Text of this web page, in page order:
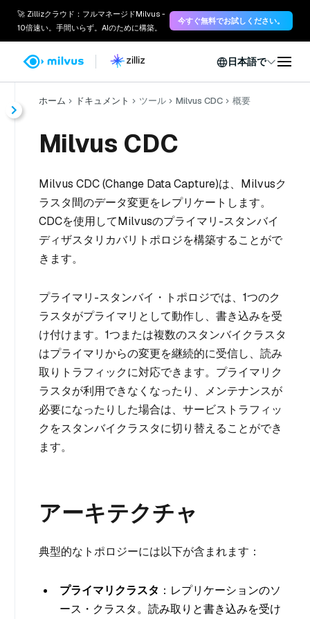
🚀 Zillizクラウド：フルマネージドMilvus -
10倍速い。手間いらず。AIのために構築。
今すぐ無料でお試しください。
日本語で
ホーム ドキュメント ツール Milvus CDC 概要
Milvus CDC
Milvus CDC (Change Data Capture)は、Milvusク
ラスタ間のデータ変更をレプリケートします。
CDCを使用してMilvusのプライマリ-スタンバイ
ディザスタリカバリトポロジを構築することがで
きます。
プライマリ-スタンバイ・トポロジでは、1つのク
ラスタがプライマリとして動作し、書き込みを受
け付けます。1つまたは複数のスタンバイクラスタ
はプライマリからの変更を継続的に受信し、読み
取りトラフィックに対応できます。プライマリク
ラスタが利用できなくなったり、メンテナンスが
必要になったりした場合は、サービストラフィッ
クをスタンバイクラスタに切り替えることができ
ます。
アーキテクチャ
典型的なトポロジーには以下が含まれます：
プライマリクラスタ ：レプリケーションのソ
ース・クラスタ。読み取りと書き込みを受け